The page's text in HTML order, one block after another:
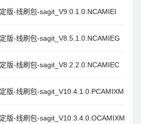
版-线刷包-sagit_V9.0.1.0.NCAMIEI
版-线刷包-sagit_V8.5.1.0.NCAMIEG
版-线刷包-sagit_V8.2.2.0.NCAMIEC
版-线刷包-sagit_V10.4.1.0.PCAMIXM
版-线刷包-sagit_V10.3.4.0.OCAMIXM